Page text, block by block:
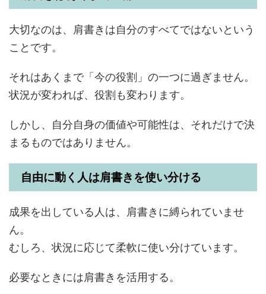
大切なのは、肩書きは自分のすべてではないという
ことです。
それはあくまで「今の役割」の一つに過ぎません。
状況が変われば、役割も変わります。
しかし、自分自身の価値や可能性は、それだけで決
まるものではありません。
自由に動く人は肩書きを使い分ける
成果を出している人は、肩書きに縛られていませ
ん。
むしろ、状況に応じて柔軟に使い分けています。
必要なときには肩書きを活用する。